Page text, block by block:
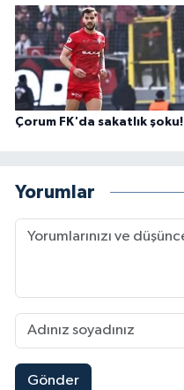
Çorum FK'da sakatlık şoku!
Yorumlar
Gönder